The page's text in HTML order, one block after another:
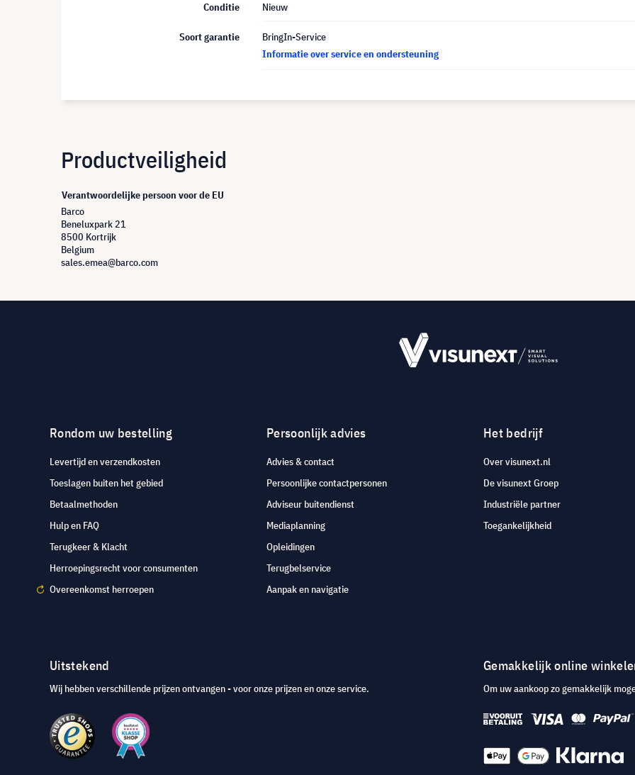
Conditie Nieuw
Soort garantie
BringIn-Service
Informatie over service en ondersteuning
Productveiligheid
Verantwoordelijke persoon voor de EU
Barco
Beneluxpark 21
8500 Kortrijk
Belgium
sales.emea@barco.com
Rondom uw bestelling
Levertijd en verzendkosten
Toeslagen buiten het gebied
Betaalmethoden
Hulp en FAQ
Terugkeer & Klacht
Herroepingsrecht voor consumenten
Overeenkomst herroepen
Persoonlijk advies
Advies & contact
Persoonlijke contactpersonen
Adviseur buitendienst
Mediaplanning
Opleidingen
Terugbelservice
Aanpak en navigatie
Het bedrijf
Over visunext.nl
De visunext Groep
Industriële partner
Toegankelijkheid
Uitstekend
Wij hebben verschillende prijzen ontvangen - voor onze prijzen en onze service.
Gemakkelijk online
Om uw aankoop zo gemakkelijk